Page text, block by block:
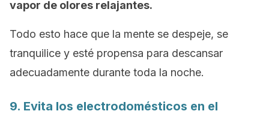
vapor de olores relajantes.
Todo esto hace que la mente se despeje, se
tranquilice y esté propensa para descansar
adecuadamente durante toda la noche.
9. Evita los electrodomésticos en el